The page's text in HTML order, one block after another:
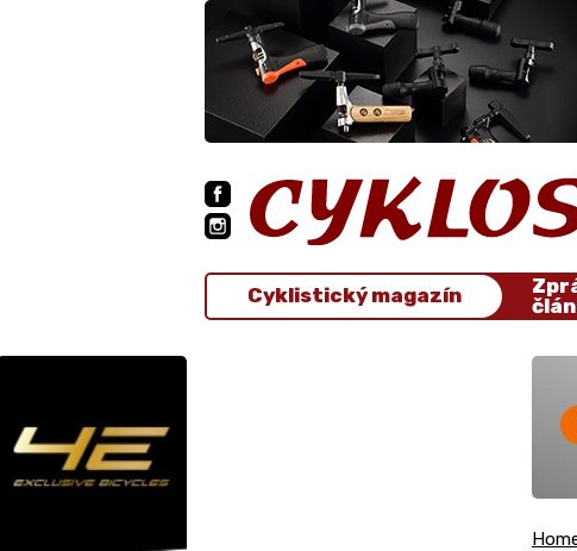
Cyklistický magazín